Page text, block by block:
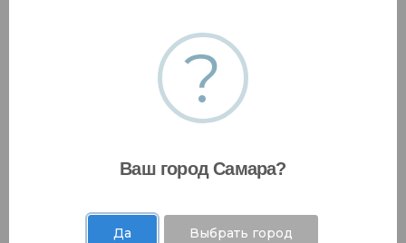
?
Ваш город Самара?
Да Выбрать город